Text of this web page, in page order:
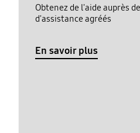
Obtenez de l'aide auprès
d'assistance agréés
En savoir plus